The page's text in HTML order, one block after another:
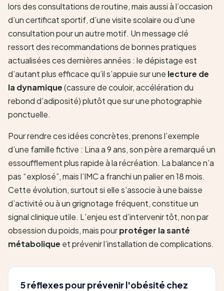
lors des consultations de routine, mais aussi à l’occasion
d’un certificat sportif, d’une visite scolaire ou d’une
consultation pour un autre motif. Un message clé
ressort des recommandations de bonnes pratiques
actualisées ces dernières années : le dépistage est
d’autant plus efficace qu’il s’appuie sur une lecture de
la dynamique(cassure de couloir, accélération du
rebond d’adiposité) plutôt que sur une photographie
ponctuelle.
Pour rendre ces idées concrètes, prenons l’exemple
d’une famille fictive : Lina a 9 ans, son père a remarqué un
essoufflement plus rapide à la récréation. La balance n’a
pas “explosé”, mais l’IMC a franchi un palier en 18 mois.
Cette évolution, surtout si elle s’associe à une baisse
d’activité ou à un grignotage fréquent, constitue un
signal clinique utile. L’enjeu est d’intervenir tôt, non par
obsession du poids, mais pourprotéger la santé
métabolique et prévenir l’installation de complications.
5 réflexes pour prévenir l'obésité chez